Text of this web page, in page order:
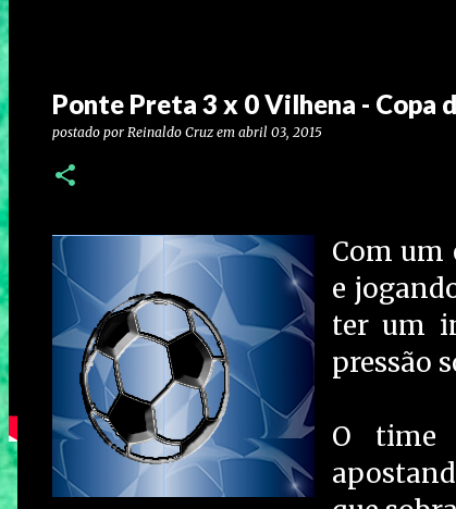
Ponte Preta 3 x 0 Vilhena - Copa
postado por Reinaldo Cruz em abril 03, 2015
Com um
e
ter um
pressão
O time